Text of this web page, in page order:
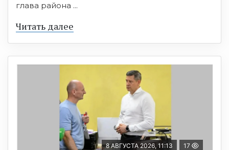
глава района ...
Читать далее
8 АВГУСТА 2026, 11:13 17